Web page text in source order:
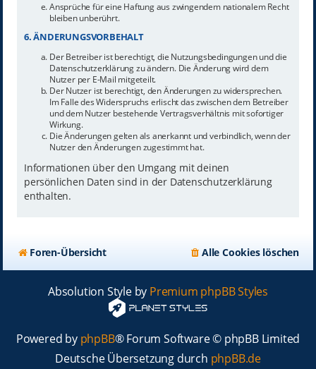
Ansprüche für eine Haftung aus zwingendem nationalem Recht
bleiben unberührt.
6. ÄNDERUNGSVORBEHALT
Der Betreiber ist berechtigt, die Nutzungsbedingungen und die
Datenschutzerklärung zu ändern. Die Änderung wird dem
Nutzer per E-Mail mitgeteilt.
Der Nutzer ist berechtigt, den Änderungen zu widersprechen.
Im Falle des Widerspruchs erlischt das zwischen dem Betreiber
und dem Nutzer bestehende Vertragsverhältnis mit sofortiger
Wirkung.
Die Änderungen gelten als anerkannt und verbindlich, wenn der
Nutzer den Änderungen zugestimmt hat.
Informationen über den Umgang mit deinen
persönlichen Daten sind in der Datenschutzerklärung
enthalten.
Foren-Übersicht Alle Cookies löschen
Absolution Style by Premium phpBB Styles
Powered by phpBB® Forum Software © phpBB Limited
Deutsche Übersetzung durch phpBB.de